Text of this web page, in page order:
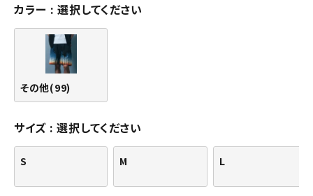
カラー 選択してください
その他(99)
サイズ 選択してください
S M L